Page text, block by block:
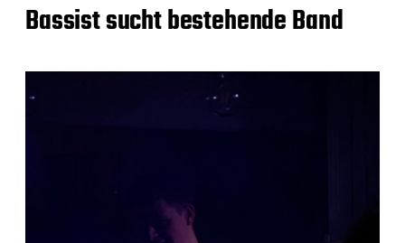
Bassist sucht bestehende Band